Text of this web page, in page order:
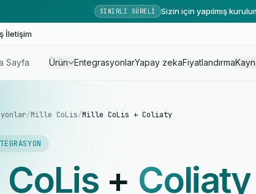
SINIRLI SÜRELI Sizin için yapılmış
İletişim
Sayfa Ürün EntegrasyonlarYapay zekaFiyatlandırma
/Mille CoLis/Mille CoLis + Coliaty
+ Coliaty